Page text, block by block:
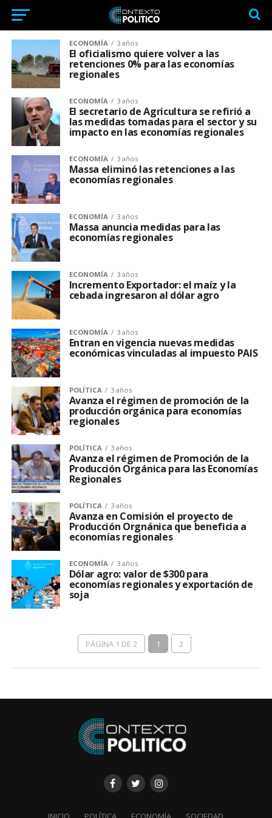
ECONOMÍA 3 años
El oficialismo quiere volver a las
retenciones 0% para las economías
regionales
ECONOMÍA 3 años
El secretario de Agricultura se refirió a
las medidas tomadas para el sector y su
impacto en las economías regionales
ECONOMÍA 3 años
Massa eliminó las retenciones a las
economías regionales
ECONOMÍA 3 años
Massa anuncia medidas para las
economías regionales
ECONOMÍA 3 años
Incremento Exportador: el maíz y la
cebada ingresaron al dólar agro
ECONOMÍA 3 años
Entran en vigencia nuevas medidas
económicas vinculadas al impuesto PAIS
POLÍTICA 3 años
Avanza el régimen de promoción de la
producción orgánica para economías
regionales
POLÍTICA 3 años
Avanza el régimen de Promoción de la
Producción Orgánica para las Economías
Regionales
POLÍTICA 3 años
Avanza en Comisión el proyecto de
Producción Orgnánica que beneficia a
economías regionales
ECONOMÍA 3 años
Dólar agro: valor de $300 para
economías regionales y exportación de
soja
PÁGINA 1 DE 2 1 2